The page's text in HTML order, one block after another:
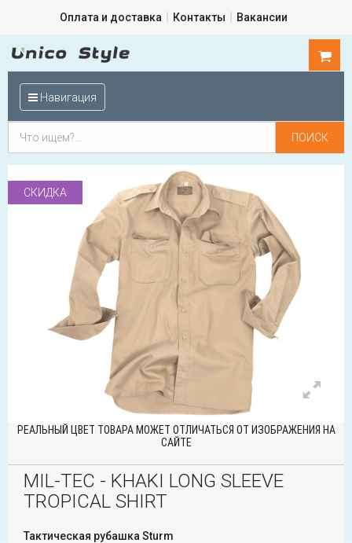
Оплата и доставка Контакты Вакансии
Навигация
СКИДКА
РЕАЛЬНЫЙ ЦВЕТ ТОВАРА МОЖЕТ ОТЛИЧАТЬСЯ ОТ ИЗОБРАЖЕНИЯ НА
САЙТЕ
MIL-TEC - KHAKI LONG SLEEVE
TROPICAL SHIRT
Тактическая рубашка Sturm